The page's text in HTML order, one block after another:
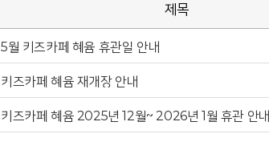
제목
5월 키즈카페 혜윰 휴관일 안내
키즈카페 혜윰 재개장 안내
키즈카페 혜윰 2025년 12월~ 2026년 1월 휴관 안내